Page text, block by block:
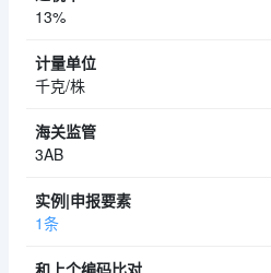
13%
千克/株
3AB
1条